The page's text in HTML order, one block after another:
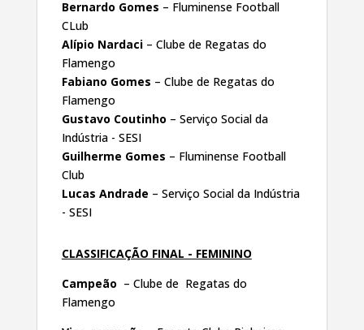
Bernardo Gomes – Fluminense Football
CLub
Alípio Nardaci– Clube de Regatas do
Flamengo
Fabiano Gomes – Clube de Regatas do
Flamengo
Gustavo Coutinho – Serviço Social da
Indústria - SESI
Guilherme Gomes – Fluminense Football
Club
Lucas Andrade – Serviço Social da Indústria
- SESI
CLASSIFICAÇÃO FINAL - FEMININO
Campeão – Clube de Regatas do
Flamengo